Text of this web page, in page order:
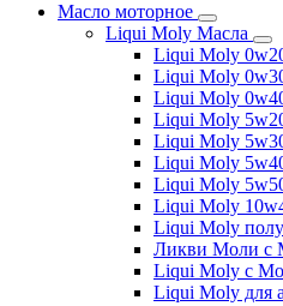
Масло моторное
Liqui Moly Масла
Liqui Moly
Liqui Moly
Liqui Moly
Liqui Moly
Liqui Moly
Liqui Moly
Liqui Moly
Liqui Moly
Liqui Moly
Ликви Моли с
Liqui Moly с
Liqui Moly для